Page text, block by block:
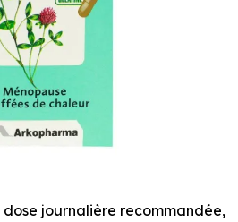
dose journalière recommandée,